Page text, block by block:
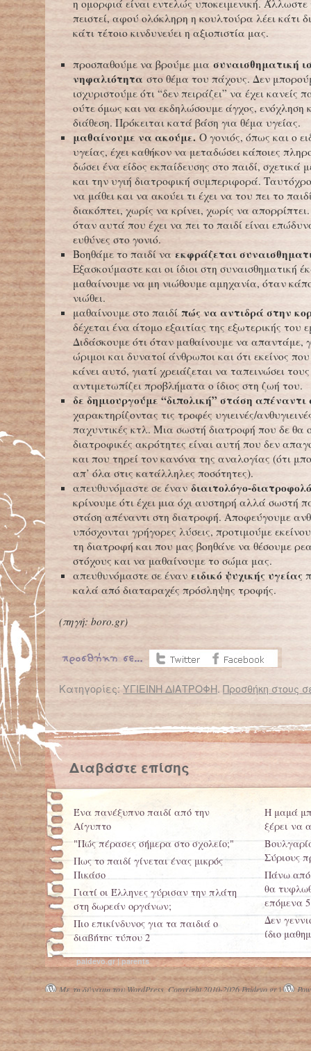
η ομορφιά είναι εντελώς υποκειμενική. Άλλωστε
πειστεί, αφού ολόκληρη η κουλτούρα λέει κάτι
κάτι τέτοιο κινδυνεύει η αξιοπιστία μας.
προσπαθούμε να βρούμε μια συναισθηματική
νηφαλιότητα στο θέμα του πάχους. Δεν
ισχυριστούμε ότι “δεν πειράζει” να έχει κανείς
ούτε όμως και να εκδηλώσουμε άγχος, ενόχληση
διάθεση. Πρόκειται κατά βάση για θέμα υγείας.
μαθαίνουμε να ακούμε.Ο γονιός, όπως και ο
υγείας, έχει καθήκον να μεταδώσει κάποιες
δώσει ένα είδος εκπαίδευσης στο παιδί, σχετικά
και την υγιή διατροφική συμπεριφορά.
να μάθει και να ακούει τι έχει να του πει το
διακόπτει, χωρίς να κρίνει, χωρίς να
όταν αυτά που έχει να πει το παιδί είναι
ευθύνες στο γονιό.
Βοηθάμε το παιδί να εκφράζεται
Εξασκούμαστε και οι ίδιοι στη συναισθηματική
μαθαίνουμε να μη νιώθουμε αμηχανία, όταν
νιώθει.
μαθαίνουμε στο παιδί πώς να αντιδρά στην
δέχεται ένα άτομο εξαιτίας της εξωτερικής του
Διδάσκουμε ότι όταν μαθαίνουμε να απαντάμε,
ώριμοι και δυνατοί άνθρωποι και ότι εκείνος
κάνει αυτό, γιατί χρειάζεται να ταπεινώσει
αντιμετωπίζει προβλήματα ο ίδιος στη ζωή του.
δε δημιουργούμε “διπολική” στάση
χαρακτηρίζοντας τις τροφές υγιεινές/
παχυντικές κτλ. Μια σωστή διατροφή που δε θα
διατροφικές ακρότητες είναι αυτή που δεν
και που τηρεί τον κανόνα της αναλογίας (ότι
απ’ όλα στις κατάλληλες ποσότητες).
απευθυνόμαστε σε έναν διαιτολόγο-
κρίνουμε ότι έχει μια όχι αυστηρή αλλά σωστή
στάση απέναντι στη διατροφή. Αποφεύγουμε
υπόσχονται γρήγορες λύσεις, προτιμούμε
τη διατροφή και που μας βοηθάνε να θέσουμε
στόχους και να μαθαίνουμε το σώμα μας.
απευθυνόμαστε σε έναν ειδικό ψυχικής υγείας
καλά από διαταραχές πρόσληψης τροφής.
(πηγή: boro.gr)
Κατηγορίες: ΥΓΙΕΙΝΗ ΔΙΑΤΡΟΦΗ. Προσθήκη στους
← Επιστροφή στο %s
Εντοπίζουν τους παιδόφιλους από τα μάτια του θύματος ΤΟ
Διαβάστε επίσης
Ένα πανέξυπνο παιδί από την
Αίγυπτο
"Πώς πέρασες σήμερα στο σχολείο;"
Πως το παιδί γίνεται ένας μικρός
Πικάσο
Γιατί οι Έλληνες γύρισαν την πλάτη
στη δωρεάν οργάνων;
Πιο επικίνδυνος για τα παιδιά ο
διαβήτης τύπου 2
Η μαμά
ξέρει να
Σύριους
Πάνω από
θα
επόμενα
Δεν
ίδιο
paidevo.gr | parents
Με τη δύναμη του WordPress. Copyright 2010-2026 Paidevo.gr |